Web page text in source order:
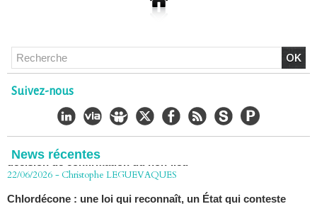
Suivez-nous
News récentes
vers la Cour de cassation
Christophe LEGUEVAQUES
CHLORDÉCONE Déclaration de Me Christophe
LÈGUEVAQUES (CLE), avocat de parties civiles, après la
décision de confirmation du non-lieu
22/06/2026 -Christophe LEGUEVAQUES